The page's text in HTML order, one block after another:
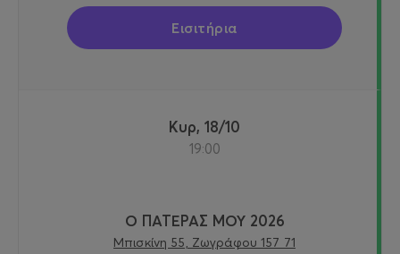
Εισιτήρια
Κυρ, 18/10
19:00
Ο ΠΑΤΕΡΑΣ ΜΟΥ 2026
Μπισκίνη 55, Ζωγράφου 157 71